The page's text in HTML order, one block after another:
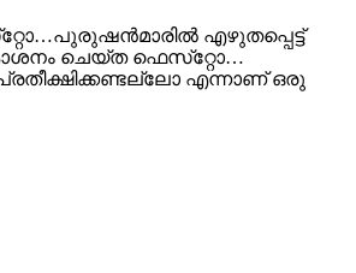
എഴുതപ്പെട്ട്
ചെയ്ത ഫെസ്‌റ്റോ…
എന്നാണ് ഒരു